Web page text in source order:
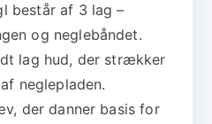
består af 3 lag –
og neglebåndet.
lag hud, der strækker
neglepladen.
der danner basis for